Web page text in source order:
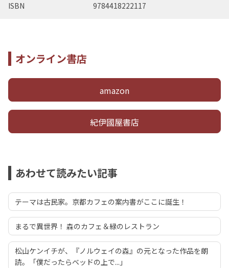
ISBN
9784418222117
オンライン書店
amazon
紀伊國屋書店
あわせて読みたい記事
テーマは古民家。京都カフェの案内書がここに誕生！
まるで異世界！ 森のカフェ＆緑のレストラン
松山ケンイチが、『ノルウェイの森』の元となった作品を朗
読。「僕だったらベッドの上で...」